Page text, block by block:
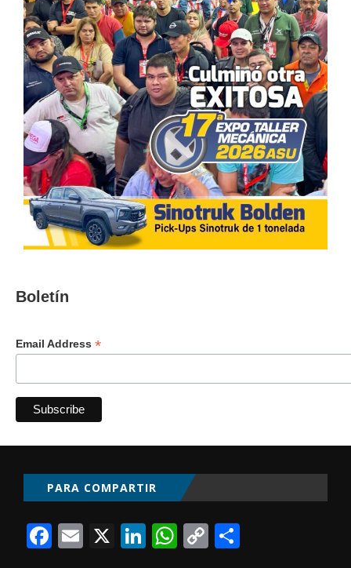
Boletín
Email Address *
PARA COMPARTIR
Facebook
Email
X LinkedIn
WhatsApp
Copy